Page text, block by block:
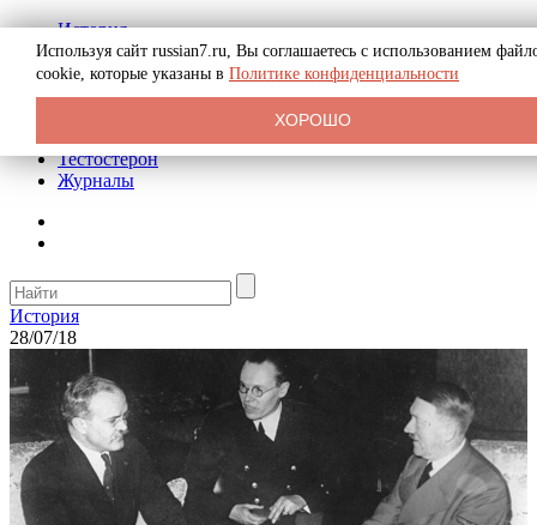
История
Биография
Криминал
Реклама на сайте
Тестостерон
Журналы
История
28/07/18
Используя сайт russian7.ru, Вы соглашаетесь с использованием
cookie, которые указаны в Политике конфиденциальности
ХОРОШО